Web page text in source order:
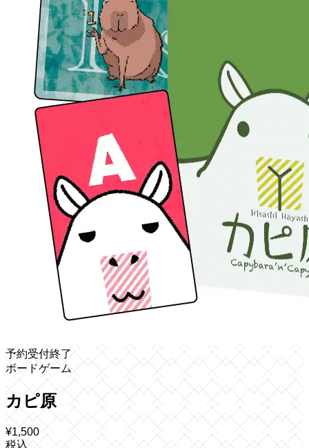
予約受付終了
ボードゲーム
カピ原
¥1,500
税込